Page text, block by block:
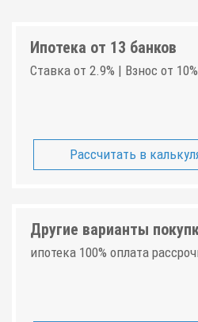
Ипотека от 13 банков
Ставка от 2.9% | Взнос от
Рассчитать в
Другие варианты
ипотека 100% оплата